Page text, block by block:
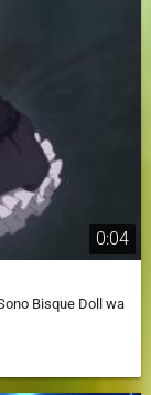
0:04
Bisque Doll wa